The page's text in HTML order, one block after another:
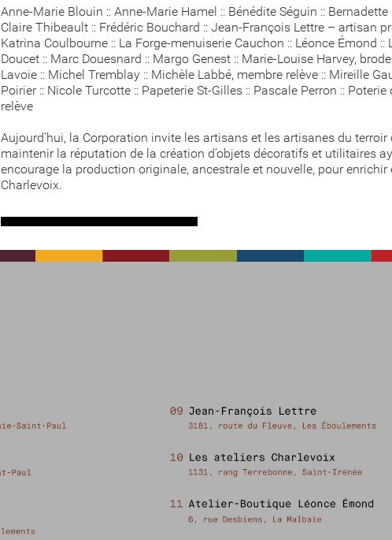
Anne-Marie Blouin :: Anne-Marie Hamel :: Bénédite Séguin ::
Claire Thibeault :: Frédéric Bouchard :: Jean-François Lettre – artisan
Katrina Coulbourne :: La Forge-menuiserie Cauchon :: Léonce Émond
Doucet :: Marc Douesnard :: Margo Genest :: Marie-Louise Harvey,
Lavoie :: Michel Tremblay :: Michèle Labbé, membre relève :: Mireille
Poirier :: Nicole Turcotte :: Papeterie St-Gilles :: Pascale Perron ::
relève
Aujourd’hui, la Corporation invite les artisans et les artisanes du
maintenir la réputation de la création d’objets décoratifs et utilitaires
encourage la production originale, ancestrale et nouvelle, pour
Charlevoix.